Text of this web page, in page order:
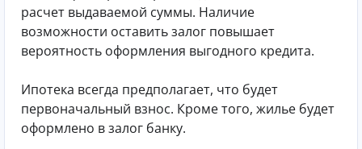
расчет выдаваемой суммы. Наличие
возможности оставить залог повышает
вероятность оформления выгодного кредита.
Ипотека всегда предполагает, что будет
первоначальный взнос. Кроме того, жилье будет
оформлено в залог банку.